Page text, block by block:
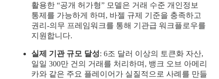
활용한 “공개 허가형” 모델은 거래 수준 개인정보
통제를 가능하게 하며, 바젤 규제 기준을 충족하고
권리-의무 프레임워크를 통해 기관급 워크플로우를
지원합니다.
실제 기관 규모 달성: 6조 달러 이상의 토큰화 자산,
일일 300만 건의 거래를 처리하며, 뱅크 오브 아메리
카와 같은 주요 플레이어가 실질적으로 사례를 만들